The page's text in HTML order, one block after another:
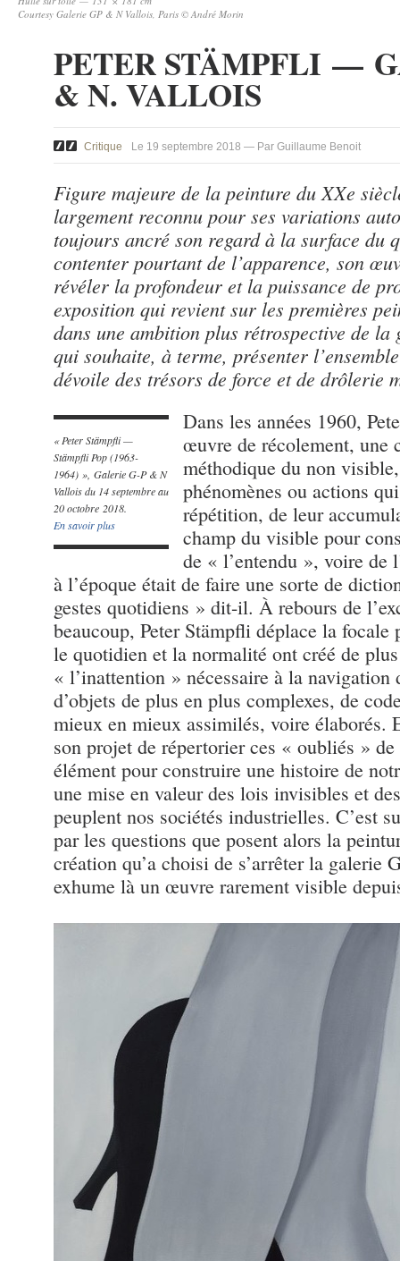
Courtesy Galerie GP & N Vallois, Paris © André Morin
PETER STÄMPFLI —
& N. VALLOIS
Critique Le 19 septembre 2018 — Par Guillaume Benoit
Figure majeure de la peinture du XXe
largement reconnu pour ses variations
toujours ancré son regard à la surface du
contenter pourtant de l’apparence, son
révéler la profondeur et la puissance de
exposition qui revient sur les premières
dans une ambition plus rétrospective de
qui souhaite, à terme, présenter
dévoile des trésors de force et de drôlerie
« Peter Stämpfli —
Stämpfli Pop (1963-
1964) », Galerie G-P & N
Vallois du 14 septembre au
20 octobre 2018.
En savoir plus
Dans les années 1960,
œuvre de récolement, une
méthodique du non
phénomènes ou actions
répétition, de leur
champ du visible pour
de « l’entendu », voire de
à l’époque était de faire une sorte de
gestes quotidiens » dit-il. À rebours de
beaucoup, Peter Stämpfli déplace la
le quotidien et la normalité ont créé de
« l’inattention » nécessaire à la navigation
d’objets de plus en plus complexes, de
mieux en mieux assimilés, voire élaborés.
son projet de répertorier ces « oubliés »
élément pour construire une histoire de
une mise en valeur des lois invisibles et
peuplent nos sociétés industrielles. C’est
par les questions que posent alors la
création qu’a choisi de s’arrêter la
exhume là un œuvre rarement visible